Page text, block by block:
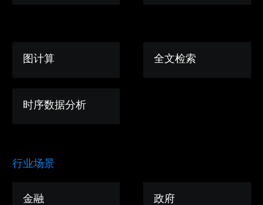
图计算 全文检索
时序数据分析
行业场景
金融 政府